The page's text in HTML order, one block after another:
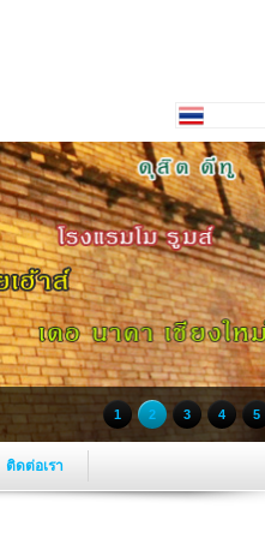
1 2 3 4 5
ติดต่อเรา